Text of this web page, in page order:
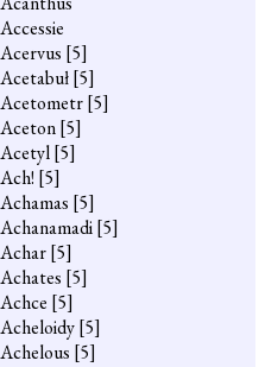
Accessie
Acervus [5]
Acetabuł[5]
Acetometr[5]
Aceton[5]
Acetyl[5]
Ach! [5]
Achamas [5]
Achanamadi[5]
Achar[5]
Achates [5]
Achce [5]
Acheloidy[5]
Achelous [5]